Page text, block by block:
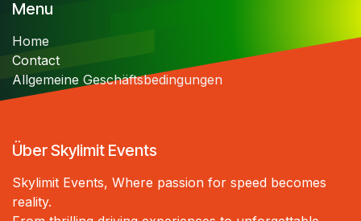
Menu
Home
Contact
Allgemeine Geschäftsbedingungen
Über Skylimit Events
Skylimit Events, Where passion for speed becomes
reality.